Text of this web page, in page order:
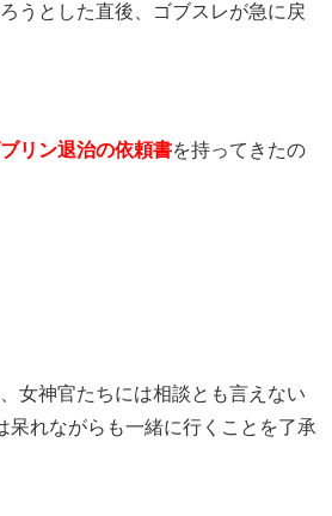
うとした直後、ゴブスレが急に戻
リン退治の依頼書を持ってきたの
女神官たちには相談とも言えない
呆れながらも一緒に行くことを了承